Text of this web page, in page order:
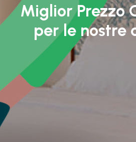
Miglior Prezzo
per le nostre